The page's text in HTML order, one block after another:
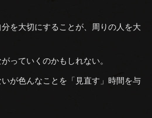
を大切にすることが、周りの人を大
っていくのかもしれない。
が色んなことを「見直す」時間を与